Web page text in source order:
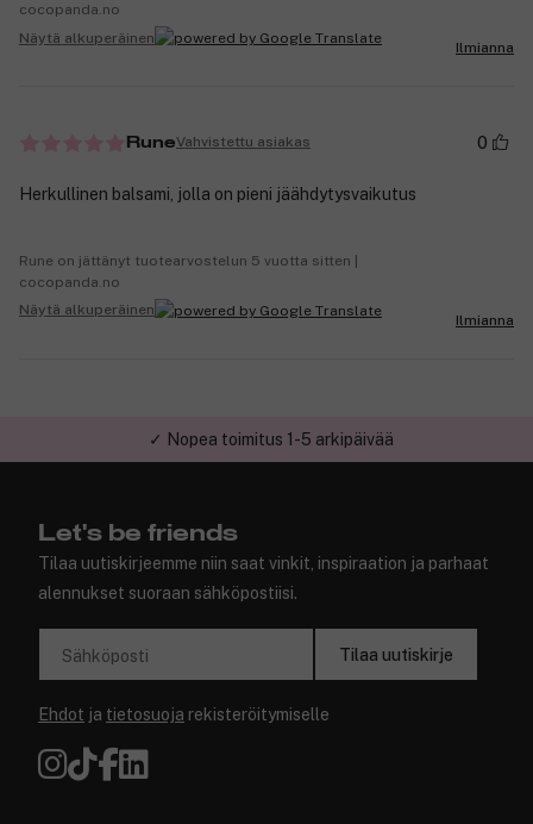
cocopanda.no
Näytä alkuperäinen
Ilmianna
RuneVahvistettu asiakas 0
Herkullinen balsami, jolla on pieni jäähdytysvaikutus
Rune on jättänyt tuotearvostelun 5 vuotta sitten |
cocopanda.no
Näytä alkuperäinen
Ilmianna
✓ Turvallinen verkkokauppa
Let's be friends
Tilaa uutiskirjeemme niin saat vinkit, inspiraation ja parhaat
alennukset suoraan sähköpostiisi.
Sähköposti Tilaa uutiskirje
Ehdot ja tietosuoja rekisteröitymiselle